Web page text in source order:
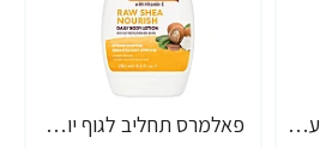
שמן שיאה סרינה קיי שיער דק, יבש, דליל וחלש Volume Lift - מבית Saryna Key
פאלמרס תחליב לגוף יומי להזנה ולריכוך עם חמאת שיאה ויטמין E נפח 250 מ"ל - Palmer's